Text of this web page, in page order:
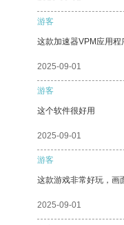
游客
这款加速器VPM应用程
2025-09-01
游客
这个软件很好用
2025-09-01
游客
这款游戏非常好玩，画
2025-09-01